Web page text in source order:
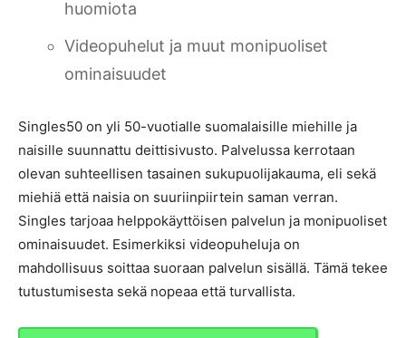
huomiota
Videopuhelut ja muut monipuoliset
ominaisuudet
Singles50 on yli 50-vuotialle suomalaisille miehille ja
naisille suunnattu deittisivusto. Palvelussa kerrotaan
olevan suhteellisen tasainen sukupuolijakauma, eli sekä
miehiä että naisia on suuriinpiirtein saman verran.
Singles tarjoaa helppokäyttöisen palvelun ja monipuoliset
ominaisuudet. Esimerkiksi videopuheluja on
mahdollisuus soittaa suoraan palvelun sisällä. Tämä tekee
tutustumisesta sekä nopeaa että turvallista.